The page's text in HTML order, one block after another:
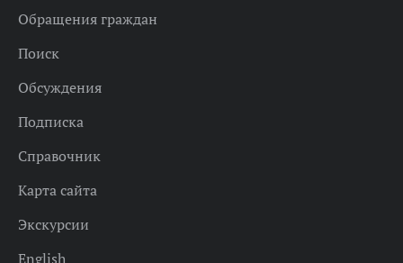
Обращения граждан
Поиск
Обсуждения
Подписка
Справочник
Карта сайта
Экскурсии
English